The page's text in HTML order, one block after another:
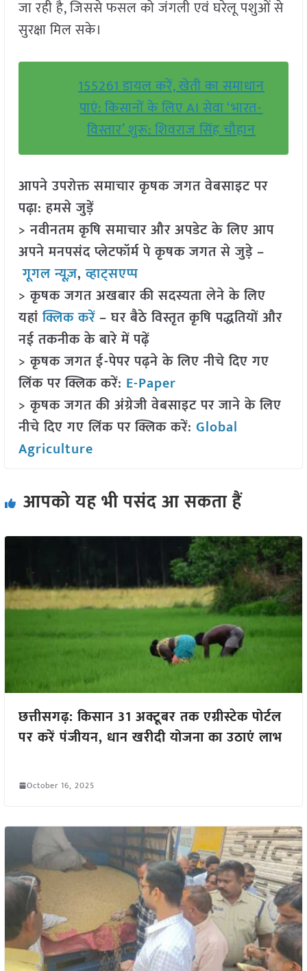
जा रही है, जिससे फसल को जंगली एवं घरेलू पशुओं से
सुरक्षा मिल सके।
155261 डायल करें, खेती का समाधान
पाएं: किसानों के लिए AI सेवा ‘भारत-
विस्तार’ शुरू: शिवराज सिंह चौहान
आपने उपरोक्त समाचार कृषक जगत वेबसाइट पर
पढ़ा: हमसे जुड़ें
> नवीनतम कृषि समाचार और अपडेट के लिए आप
अपने मनपसंद प्लेटफॉर्म पे कृषक जगत से जुड़े –
गूगल न्यूज़,व्हाट्सएप्प
> कृषक जगत अखबार की सदस्यता लेने के लिए
यहांक्लिक करें– घर बैठे विस्तृत कृषि पद्धतियों और
नई तकनीक के बारे में पढ़ें
> कृषक जगत ई-पेपर पढ़ने के लिए नीचे दिए गए
लिंक पर क्लिक करें: E-Paper
> कृषक जगत की अंग्रेजी वेबसाइट पर जाने के लिए
नीचे दिए गए लिंक पर क्लिक करें: Global
Agriculture
आपको यह भी पसंद आ सकता हैं
छत्तीसगढ़: किसान 31 अक्टूबर तक एग्रीस्टेक पोर्टल
पर करें पंजीयन, धान खरीदी योजना का उठाएं लाभ
October 16, 2025